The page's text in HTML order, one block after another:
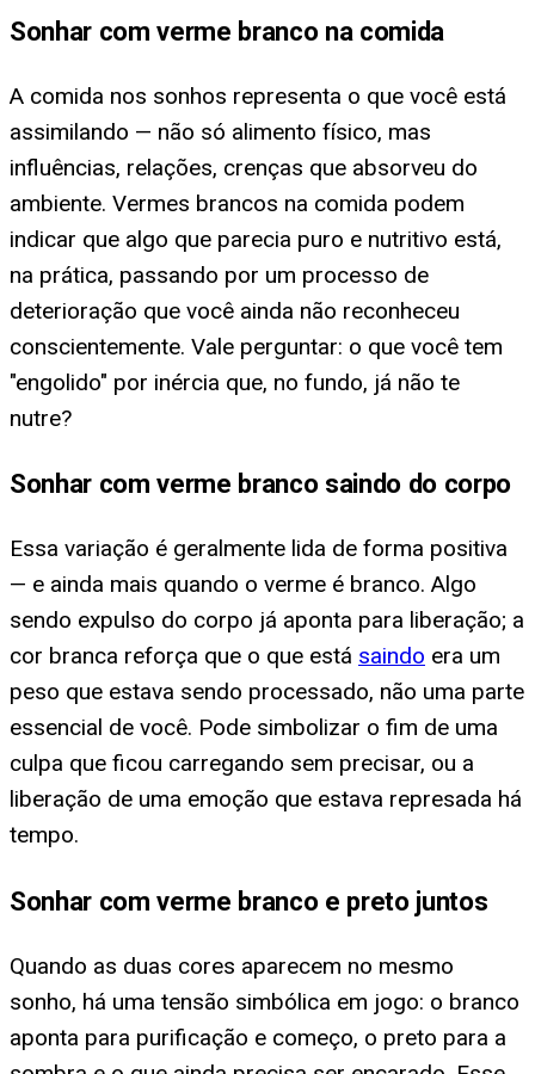
Sonhar com verme branco na comida
A comida nos sonhos representa o que você está
assimilando — não só alimento físico, mas
influências, relações, crenças que absorveu do
ambiente. Vermes brancos na comida podem
indicar que algo que parecia puro e nutritivo está,
na prática, passando por um processo de
deterioração que você ainda não reconheceu
conscientemente. Vale perguntar: o que você tem
"engolido" por inércia que, no fundo, já não te
nutre?
Sonhar com verme branco saindo do corpo
Essa variação é geralmente lida de forma positiva
— e ainda mais quando o verme é branco. Algo
sendo expulso do corpo já aponta para liberação; a
cor branca reforça que o que está saindo era um
peso que estava sendo processado, não uma parte
essencial de você. Pode simbolizar o fim de uma
culpa que ficou carregando sem precisar, ou a
liberação de uma emoção que estava represada há
tempo.
Sonhar com verme branco e preto juntos
Quando as duas cores aparecem no mesmo
sonho, há uma tensão simbólica em jogo: o branco
aponta para purificação e começo, o preto para a